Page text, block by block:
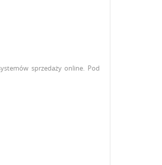
sprzedaży online. Pod